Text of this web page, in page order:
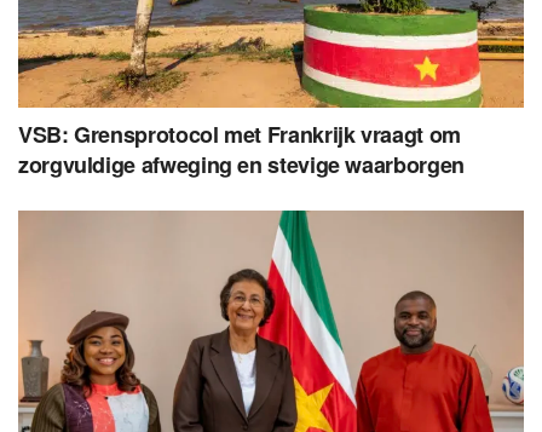
VSB: Grensprotocol met Frankrijk vraagt om
zorgvuldige afweging en stevige waarborgen